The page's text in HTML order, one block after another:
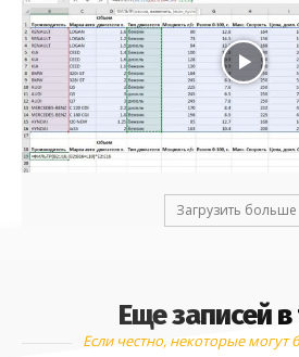
Загрузить больше
Еще записей в
Если честно, некоторые могут